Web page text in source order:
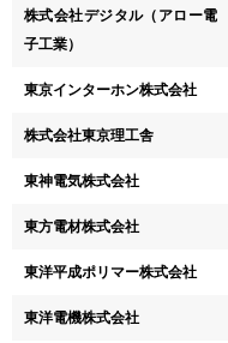
株式会社デジタル（アロー電
子工業）
東京インターホン株式会社
株式会社東京理工舎
東神電気株式会社
東方電材株式会社
東洋平成ポリマー株式会社
東洋電機株式会社